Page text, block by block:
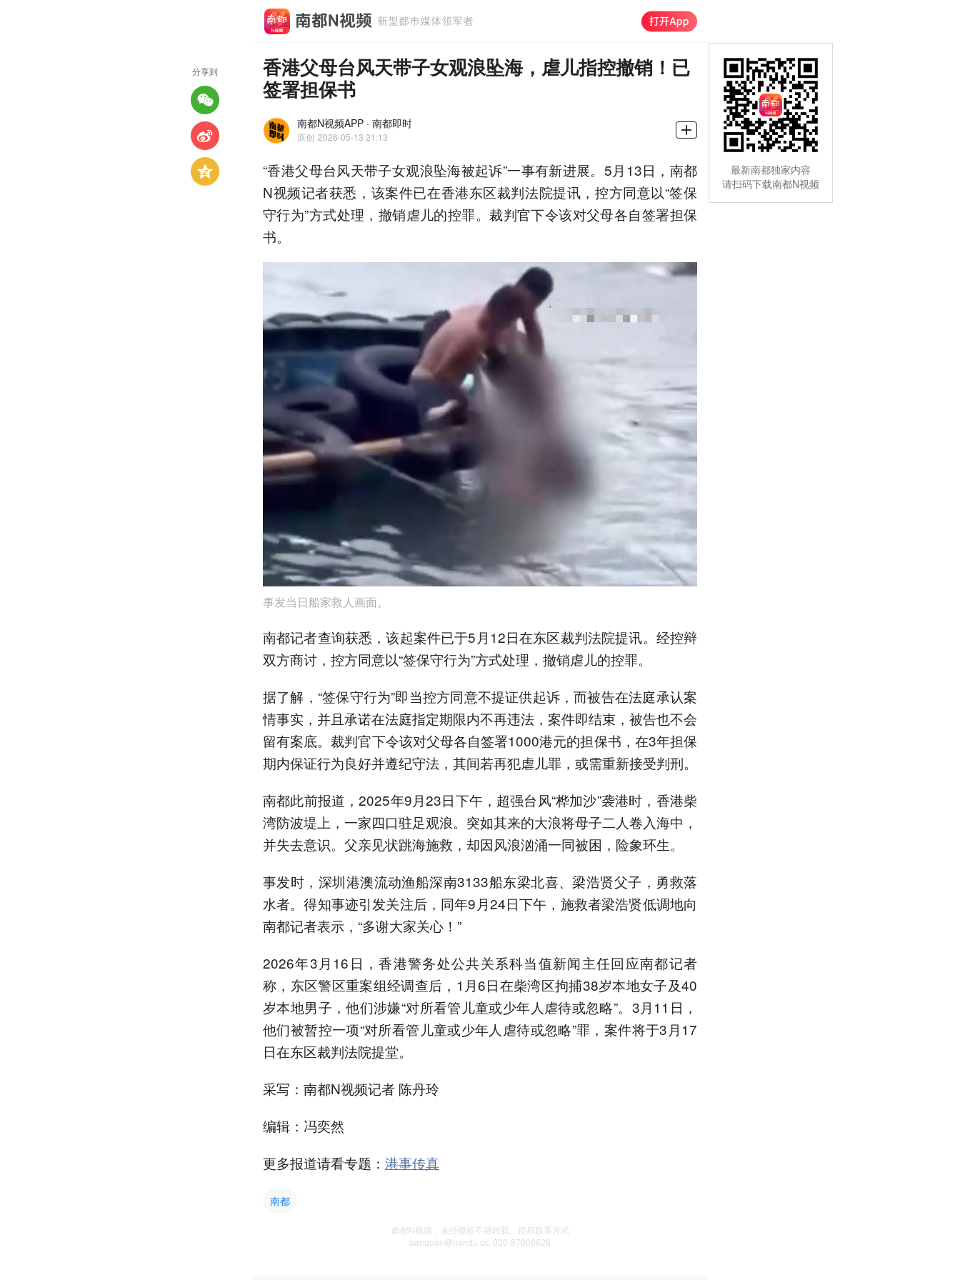
香港父母台风天带子女观浪坠海，虐儿指控撤销！已
签署担保书
南都N视频APP · 南都即时
原创 2026-05-13 21:13
“香港父母台风天带子女观浪坠海被起诉”一事有新进展。5月13日，南都
N视频记者获悉，该案件已在香港东区裁判法院提讯，控方同意以“签保
守行为”方式处理，撤销虐儿的控罪。裁判官下令该对父母各自签署担保
书。
事发当日船家救人画面。
南都记者查询获悉，该起案件已于5月12日在东区裁判法院提讯。经控辩
双方商讨，控方同意以“签保守行为”方式处理，撤销虐儿的控罪。
据了解，“签保守行为”即当控方同意不提证供起诉，而被告在法庭承认案
情事实，并且承诺在法庭指定期限内不再违法，案件即结束，被告也不会
留有案底。裁判官下令该对父母各自签署1000港元的担保书，在3年担保
期内保证行为良好并遵纪守法，其间若再犯虐儿罪，或需重新接受判刑。
南都此前报道，2025年9月23日下午，超强台风“桦加沙”袭港时，香港柴
湾防波堤上，一家四口驻足观浪。突如其来的大浪将母子二人卷入海中，
并失去意识。父亲见状跳海施救，却因风浪汹涌一同被困，险象环生。
事发时，深圳港澳流动渔船深南3133船东梁北喜、梁浩贤父子，勇救落
水者。得知事迹引发关注后，同年9月24日下午，施救者梁浩贤低调地向
南都记者表示，“多谢大家关心！”
2026年3月16日，香港警务处公共关系科当值新闻主任回应南都记者
称，东区警区重案组经调查后，1月6日在柴湾区拘捕38岁本地女子及40
岁本地男子，他们涉嫌“对所看管儿童或少年人虐待或忽略”。3月11日，
他们被暂控一项“对所看管儿童或少年人虐待或忽略”罪，案件将于3月17
日在东区裁判法院提堂。
采写：南都N视频记者 陈丹玲
编辑：冯奕然
更多报道请看专题： 港事传真
南都
南都N视频，未经授权不得转载、授权联系方式
banquan@nandu.cc. 020-87006626
分享到
最新南都独家内容
请扫码下载南都N视频